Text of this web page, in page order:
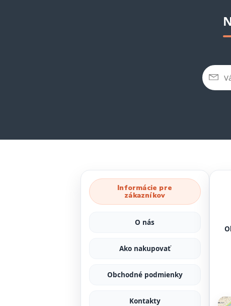
Informácie pre
zákazníkov
O nás
Ako nakupovať
Obchodné podmienky
Kontakty